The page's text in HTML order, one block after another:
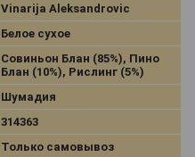
Vinarija Aleksandrovic
Белое сухое
Совиньон Блан (85%), Пино
Блан (10%), Рислинг (5%)
Шумадия
314363
Только самовывоз